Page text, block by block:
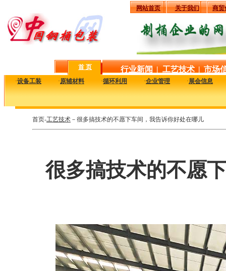
网站首页 关于我们 商贸
首 页 行业新闻 | 工艺技术 | 市场
·设备工装 ·原辅材料 ·循环利用 ·企业管理 ·展会信息
首页-工艺技术 －很多搞技术的不愿下车间，我告诉你好处在哪儿
很多搞技术的不愿